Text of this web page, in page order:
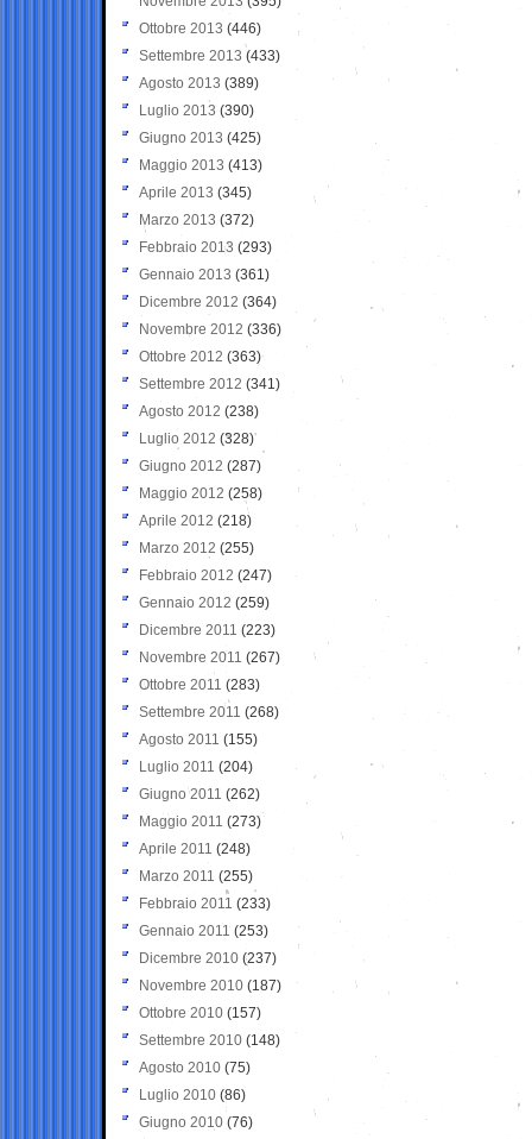
Ottobre 2013 (446)
Settembre 2013 (433)
Agosto 2013 (389)
Luglio 2013 (390)
Giugno 2013 (425)
Maggio 2013 (413)
Aprile 2013 (345)
Marzo 2013 (372)
Febbraio 2013 (293)
Gennaio 2013 (361)
Dicembre 2012 (364)
Novembre 2012 (336)
Ottobre 2012 (363)
Settembre 2012 (341)
Agosto 2012 (238)
Luglio 2012 (328)
Giugno 2012 (287)
Maggio 2012 (258)
Aprile 2012 (218)
Marzo 2012 (255)
Febbraio 2012 (247)
Gennaio 2012 (259)
Dicembre 2011 (223)
Novembre 2011 (267)
Ottobre 2011 (283)
Settembre 2011 (268)
Agosto 2011 (155)
Luglio 2011 (204)
Giugno 2011 (262)
Maggio 2011 (273)
Aprile 2011 (248)
Marzo 2011 (255)
Febbraio 2011 (233)
Gennaio 2011 (253)
Dicembre 2010 (237)
Novembre 2010 (187)
Ottobre 2010 (157)
Settembre 2010 (148)
Agosto 2010 (75)
Luglio 2010 (86)
Giugno 2010 (76)